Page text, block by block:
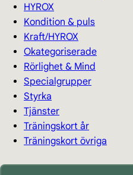
HYROX
Kondition & puls
Kraft/HYROX
Okategoriserade
Rörlighet & Mind
Specialgrupper
Styrka
Tjänster
Träningskort år
Träningskort övriga